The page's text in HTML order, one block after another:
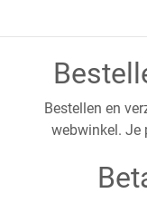
Bestellen en
webwinkel. Je